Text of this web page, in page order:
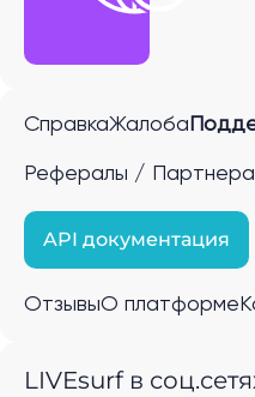
СправкаЖалоба
Рефералы /
API документация
ОтзывыО платформе
LIVEsurf в